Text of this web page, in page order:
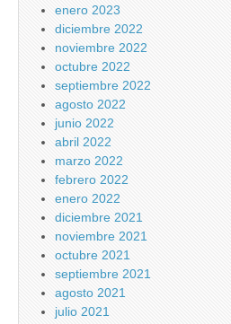
enero 2023
diciembre 2022
noviembre 2022
octubre 2022
septiembre 2022
agosto 2022
junio 2022
abril 2022
marzo 2022
febrero 2022
enero 2022
diciembre 2021
noviembre 2021
octubre 2021
septiembre 2021
agosto 2021
julio 2021